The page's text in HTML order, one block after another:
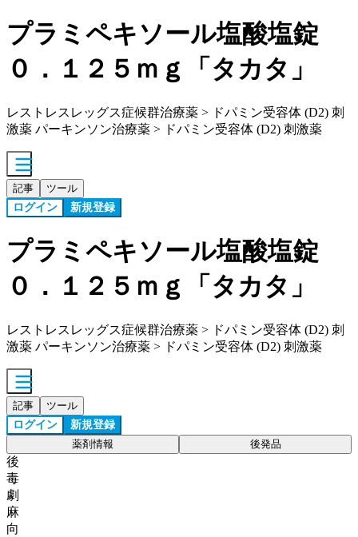
プラミペキソール塩酸塩錠
０．１２５ｍｇ「タカタ」
レストレスレッグス症候群治療薬 > ドパミン受容体 (D2) 刺
激薬 パーキンソン治療薬 > ドパミン受容体 (D2) 刺激薬
記事 ツール
ログイン 新規登録
プラミペキソール塩酸塩錠
０．１２５ｍｇ「タカタ」
レストレスレッグス症候群治療薬 > ドパミン受容体 (D2) 刺
激薬 パーキンソン治療薬 > ドパミン受容体 (D2) 刺激薬
記事 ツール
ログイン 新規登録
薬剤情報 後発品
後
毒
劇
麻
向